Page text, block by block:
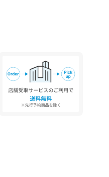
な空気を添える、今の気分
用することで、シックさとス
スに合わせると、トレンド